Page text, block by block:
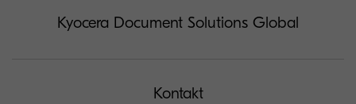
Kyocera Document Solutions Global
Kontakt